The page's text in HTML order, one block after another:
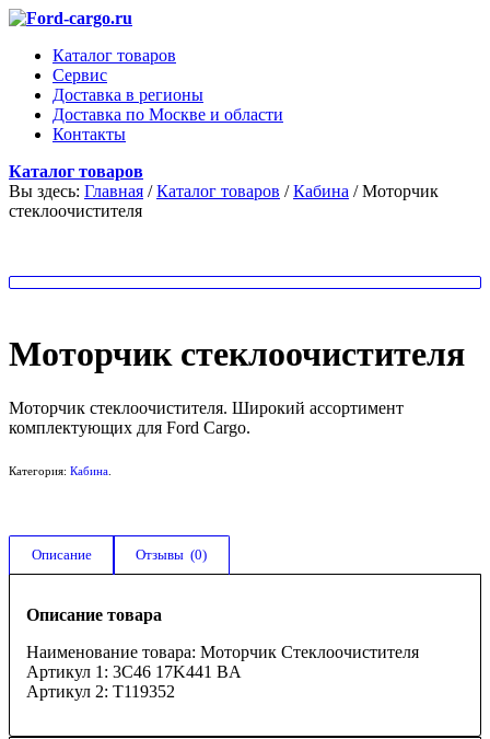
Каталог товаров
Сервис
Доставка в регионы
Доставка по Москве и области
Контакты
Каталог товаров
Вы здесь: Главная / Каталог товаров / Кабина / Моторчик
стеклоочистителя
Моторчик стеклоочистителя
Моторчик стеклоочистителя. Широкий ассортимент
комплектующих для Ford Cargo.
Категория: Кабина
Описание Отзывы  (0)
Описание товара
Наименование товара: Моторчик Стеклоочистителя
Артикул 1: 3C46 17K441 BA
Артикул 2: T119352